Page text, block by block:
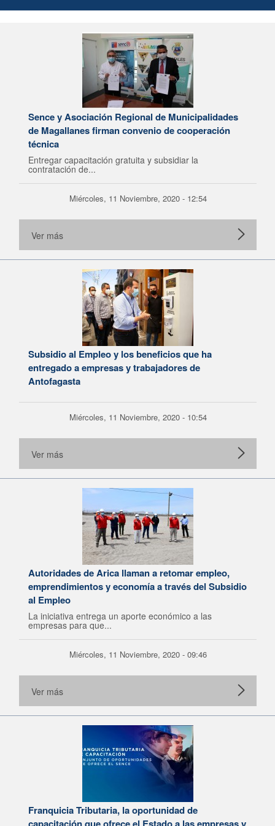
Sence y Asociación Regional de Municipalidades
de Magallanes firman convenio de cooperación
técnica
Entregar capacitación gratuita y subsidiar la
contratación de...
Miércoles, 11 Noviembre, 2020 - 12:54
Ver más
Subsidio al Empleo y los beneficios que ha
entregado a empresas y trabajadores de
Antofagasta
Miércoles, 11 Noviembre, 2020 - 10:54
Ver más
Autoridades de Arica llaman a retomar empleo,
emprendimientos y economía a través del Subsidio
al Empleo
La iniciativa entrega un aporte económico a las
empresas para que...
Miércoles, 11 Noviembre, 2020 - 09:46
Ver más
Franquicia Tributaria, la oportunidad de